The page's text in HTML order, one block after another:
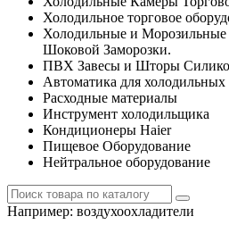
Холодильное торговое
Холодильные и
Шоковой Заморозки.
ПВХ Завесы и Шторы
Автоматика для холодильных
Расходные материалы
Инструмент холодильщика
Кондиционеры Haier
Пищевое Оборудование
Нейтральное оборудование
Например: воздухоохладители